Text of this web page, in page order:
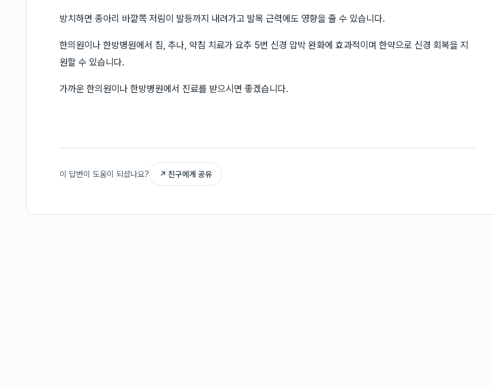
방치하면 종아리 바깥쪽 저림이 발등까지 내려가고 발목 근력에도 영향을 줄 수 있습니다.
한의원이나 한방병원에서 침, 추나, 약침 치료가 요추 5번 신경 압박 완화에 효과적이며 한약으로 신경 회복을 지
원할 수 있습니다.
가까운 한의원이나 한방병원에서 진료를 받으시면 좋겠습니다.
이 답변이 도움이 되셨나요? ↗ 친구에게 공유